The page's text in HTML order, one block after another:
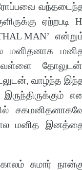
ஏற்றபடி
MAN’
மனிதனாக
வாழ்ந்த
மனித
சுமார்